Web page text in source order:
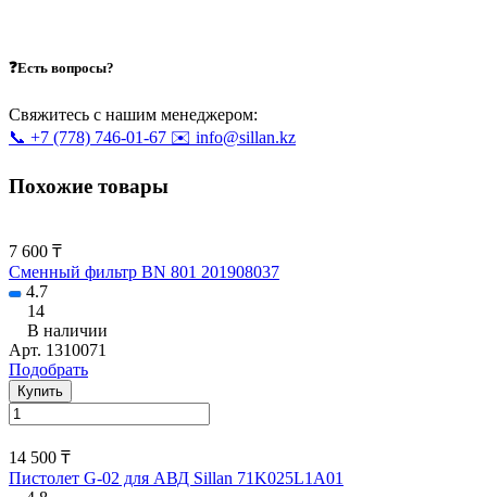
❓Есть вопросы?
Свяжитесь с нашим менеджером:
📞 +7 (778) 746-01-67 ✉️ info@sillan.kz
Похожие товары
7 600 ₸
Сменный фильтр BN 801 201908037
4.7
14
В наличии
Арт. 1310071
Подобрать
Купить
14 500 ₸
Пистолет G-02 для АВД Sillan 71K025L1A01